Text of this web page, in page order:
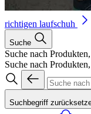
richtigen laufschuh
Suche
Suche nach
Suche nach
Suchbegriff